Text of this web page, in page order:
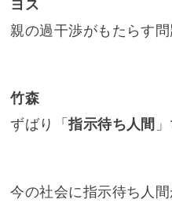
ヨス
親の過干渉がもたらす
竹森
ずばり「指示待ち人間
今の社会に指示待ち人